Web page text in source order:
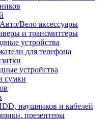
Авто/Вело аксессуары
и трансмиттеры
устройства
для телефона
устройства
сумки
наушников и кабелей